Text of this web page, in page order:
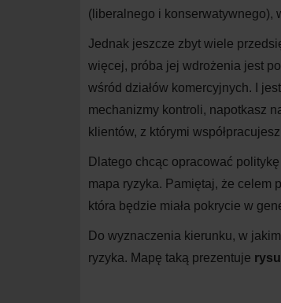
(liberalnego i konserwatywnego),
Jednak jeszcze zbyt wiele
więcej, próba jej wdrożenia jest
wśród działów komercyjnych. I
mechanizmy kontroli, napotkasz
klientów, z którymi
Dlatego chcąc opracować
mapa ryzyka. Pamiętaj, że celem
która będzie miała pokrycie w
Do wyznaczenia kierunku, w
ryzyka. Mapę taką prezentuje